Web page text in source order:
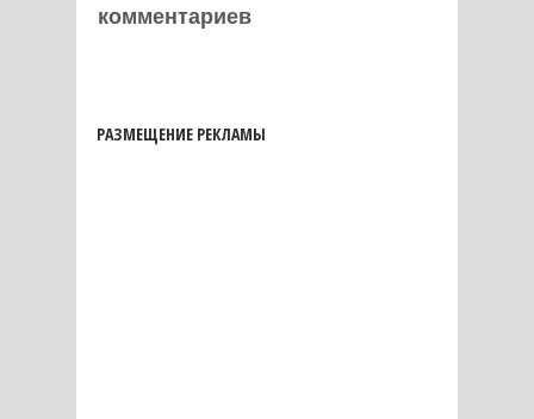
комментариев
РАЗМЕЩЕНИЕ РЕКЛАМЫ